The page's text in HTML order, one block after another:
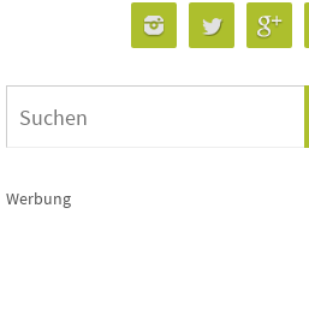
Werbung